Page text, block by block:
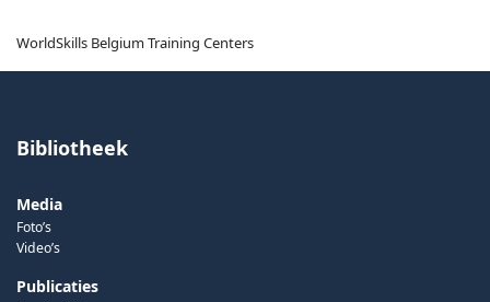
WorldSkills Belgium Training Centers
Bibliotheek
Media
Foto’s
Video’s
Publicaties